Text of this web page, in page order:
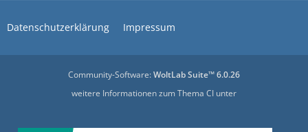
Datenschutzerklärung Impressum
Community-Software:WoltLab Suite™ 6.0.26
weitere Informationen zum Thema CI unter